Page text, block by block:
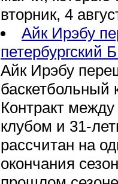
вторник, 4
Айк Ирэбу
петербургский
Айк Ирэбу
баскетбольный
Контракт между
клубом и 31-
рассчитан на
окончания